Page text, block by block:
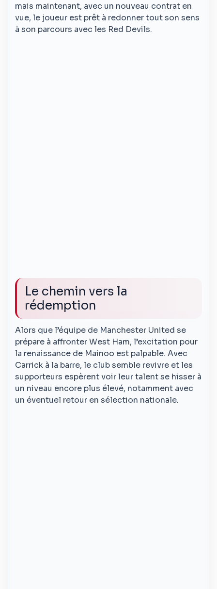
mais maintenant, avec un nouveau contrat en
vue, le joueur est prêt à redonner tout son sens
à son parcours avec les Red Devils.
Le chemin vers la
rédemption
Alors que l’équipe de Manchester United se
prépare à affronter West Ham, l’excitation pour
la renaissance de Mainoo est palpable. Avec
Carrick à la barre, le club semble revivre et les
supporteurs espèrent voir leur talent se hisser à
un niveau encore plus élevé, notamment avec
un éventuel retour en sélection nationale.